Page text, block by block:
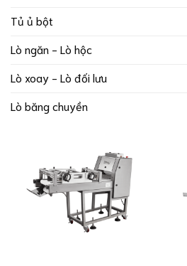
Tủ ủ bột
Lò ngăn - Lò hộc
Lò xoay - Lò đối lưu
Lò băng chuyền